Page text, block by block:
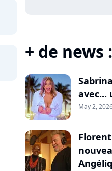
+ de news :
avec...
May 2,